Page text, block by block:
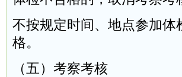
不按规定时间、地点参加
格。
（五）考察考核